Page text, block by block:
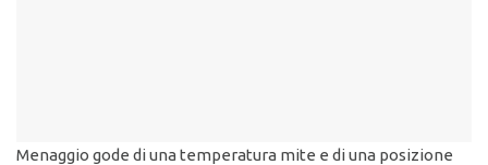
Menaggio gode di una temperatura mite e di una posizione